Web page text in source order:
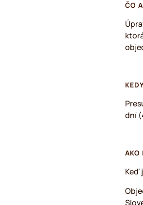
ČO
dní
AKO
Keď